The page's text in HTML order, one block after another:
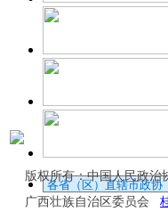
版权所有：中国人民政治
广西壮族自治区委员会